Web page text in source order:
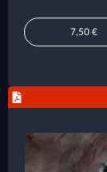
7,50 €